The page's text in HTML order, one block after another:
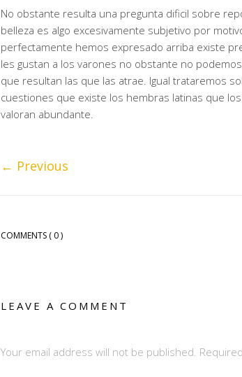
No obstante resulta una pregunta dificil sobre
belleza es algo excesivamente subjetivo por
perfectamente hemos expresado arriba existe
les gustan a los varones no obstante no
que resultan las que las atrae. Igual trataremos
cuestiones que existe los hembras latinas que
valoran abundante.
← Previous
COMMENTS ( 0 )
LEAVE A COMMENT
Your email address will not be published.